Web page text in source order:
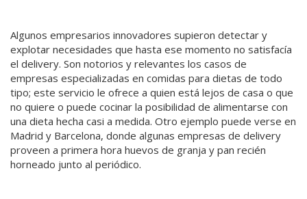
Algunos empresarios innovadores supieron detectar y
explotar necesidades que hasta ese momento no satisfacía
el delivery. Son notorios y relevantes los casos de
empresas especializadas en comidas para dietas de todo
tipo; este servicio le ofrece a quien está lejos de casa o que
no quiere o puede cocinar la posibilidad de alimentarse con
una dieta hecha casi a medida. Otro ejemplo puede verse en
Madrid y Barcelona, donde algunas empresas de delivery
proveen a primera hora huevos de granja y pan recién
horneado junto al periódico.